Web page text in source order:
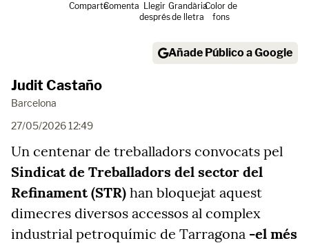
ComparteComenta Llegir
després
Grandària
de lletra
Color de
fons
Añade Público a Google
Judit Castaño
Barcelona
27/05/2026 12:49
Un centenar de treballadors convocats pel
Sindicat de Treballadors del sector del
Refinament (STR) han bloquejat aquest
dimecres diversos accessos al complex
industrial petroquímic de Tarragona -el més